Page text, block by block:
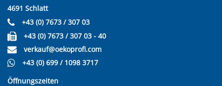
4691 Schlatt
+43 (0) 7673 / 307 03
+43 (0) 7673 / 307 03 - 40
verkauf@oekoprofi.com
+43 (0) 699 / 1098 3717
Öffnungszeiten